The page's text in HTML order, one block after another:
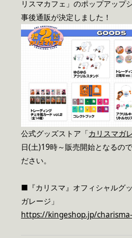
リスマカフェ」のポップアップ
事後通販が決定しました！
公式グッズストア「カリスマガ
日(土)19時～販売開始となるの
ださい。
■『カリスマ』オフィシャルグ
ガレージ」
https://kingeshop.jp/